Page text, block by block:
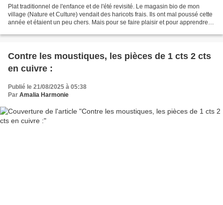
Plat traditionnel de l'enfance et de l'été revisité. Le magasin bio de mon
village (Nature et Culture) vendait des haricots frais. Ils ont mal poussé cette
année et étaient un peu chers. Mais pour se faire plaisir et pour apprendre à
Contre les moustiques, les pièces de 1 cts 2 cts
en cuivre :
Publié le 21/08/2025 à 05:38
Par Amalia Harmonie